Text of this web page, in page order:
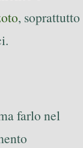
, soprattutto
farlo nel